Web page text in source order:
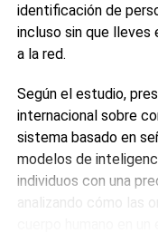
Relación
salud pública
El aumento del
generado
estudios han
de alimentos con
sobrepeso o
identificación de
incluso sin que
a la red.
Según el estudio,
internacional sobre
sistema basado en
modelos de
individuos con una
analizando cómo las